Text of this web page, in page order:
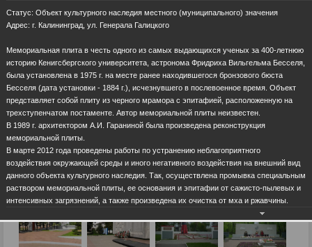
Статус: Объект культурного наследия местного (муниципального) значения
Адрес: г. Калининград, ул. Генерала Галицкого
Мемориальная плита в честь одного из самых выдающихся ученых за 400-летнюю
историю Кенигсбергского университета, астронома Фридриха Вильгельма Бесселя,
была установлена в 1975 г. на месте ранее находившегося бронзового бюста
Бесселя (дата установки - 1884 г.), исчезнувшего в послевоенное время. Объект
представляет собой плиту из черного мрамора с эпитафией, расположенную на
трехступенчатом постаменте. Автор мемориальной плиты неизвестен.
В 1989 г. архитектором А.И. Гараниной была произведена реконструкция
мемориальной плиты.
В марте 2012 года проведены работы по устранению неблагоприятного
воздействия окружающей среды и иного негативного воздействия на внешний вид
данного объекта культурного наследия. Так, осуществлена промывка специальным
раствором мемориальной плиты, ее основания и эпитафии от сажисто-пылевых и
интенсивных загрязнений, а также произведена их очистка от мха и ржавчины.